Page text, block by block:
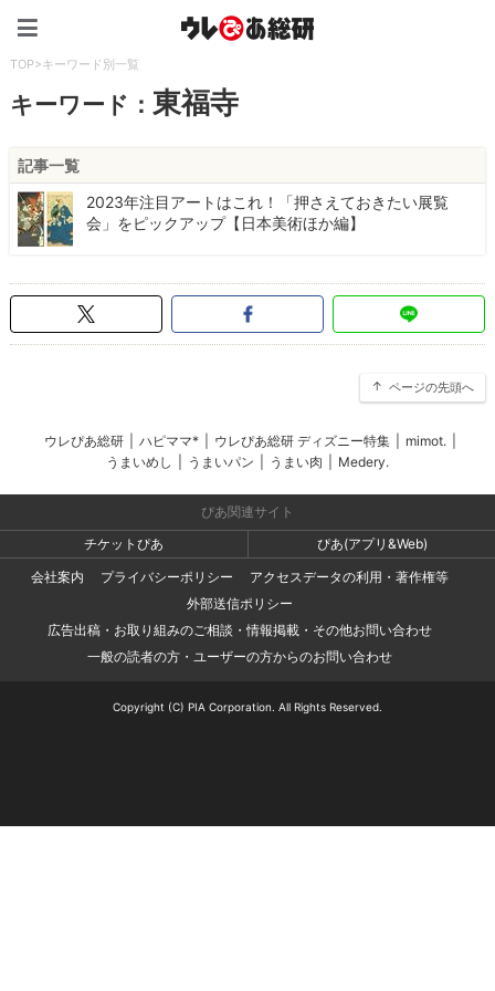
TOP>キーワード別一覧
キーワード：東福寺
記事一覧
2023年注目アートはこれ！「押さえておきたい展覧
会」をピックアップ【日本美術ほか編】
ページの先頭へ
ウレぴあ総研 ハピママ* ウレぴあ総研 ディズニー特集 mimot.
うまいめし
うまいパン うまい肉 Medery.
ぴあ関連サイト
チケットぴあ
ぴあ(アプリ&Web)
会社案内
プライバシーポリシー
アクセスデータの利用・著作権等
外部送信ポリシー
広告出稿・お取り組みのご相談・情報掲載・その他お問い合わせ
一般の読者の方・ユーザーの方からのお問い合わせ
Copyright (C) PIA Corporation. All Rights Reserved.